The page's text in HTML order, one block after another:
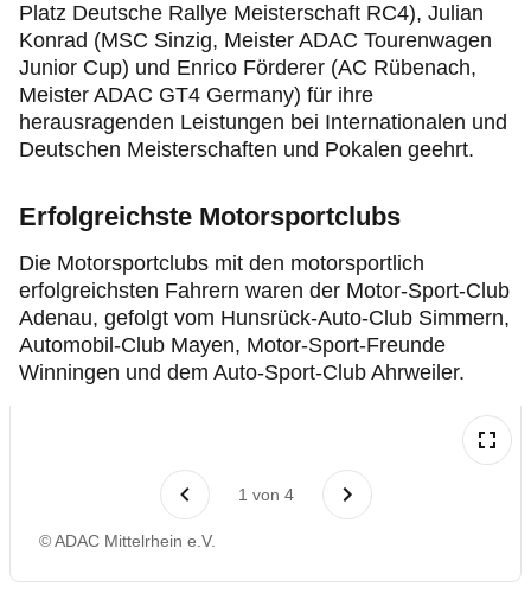
Platz Deutsche Rallye Meisterschaft RC4), Julian
Konrad (MSC Sinzig, Meister ADAC Tourenwagen
Junior Cup) und Enrico Förderer (AC Rübenach,
Meister ADAC GT4 Germany) für ihre
herausragenden Leistungen bei Internationalen und
Deutschen Meisterschaften und Pokalen geehrt.
Erfolgreichste Motorsportclubs
Die Motorsportclubs mit den motorsportlich
erfolgreichsten Fahrern waren der Motor-Sport-Club
Adenau, gefolgt vom Hunsrück-Auto-Club Simmern,
Automobil-Club Mayen, Motor-Sport-Freunde
Winningen und dem Auto-Sport-Club Ahrweiler.
1 von 4
© ADAC Mittelrhein e.V.